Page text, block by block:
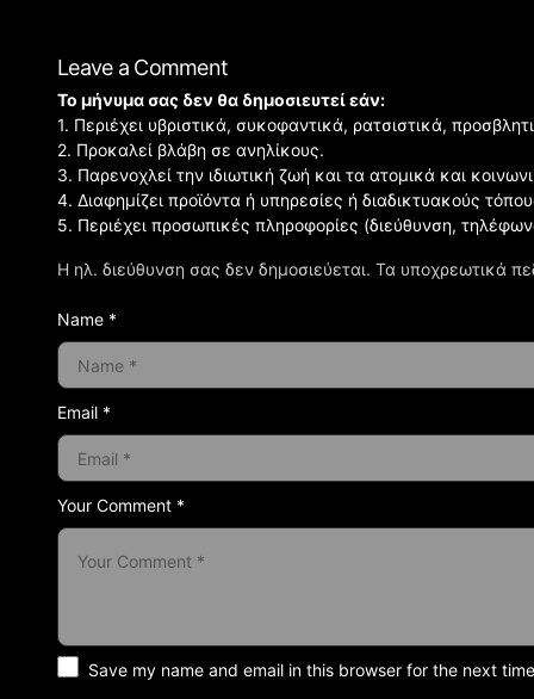
Leave a Comment
Η ηλ. διεύθυνση σας δεν δημοσιεύεται. Τα υποχρεωτικά
Your Comment *
Το μήνυμα σας δεν θα δημοσιευτεί εάν:
1. Περιέχει υβριστικά, συκοφαντικά, ρατσιστικά,
2. Προκαλεί βλάβη σε ανηλίκους.
3. Παρενοχλεί την ιδιωτική ζωή και τα ατομικά και
4. Διαφημίζει προϊόντα ή υπηρεσίες ή διαδικτυακούς
5. Περιέχει προσωπικές πληροφορίες (διεύθυνση,
Name *
Email *
Save my name and email in this browser for the next